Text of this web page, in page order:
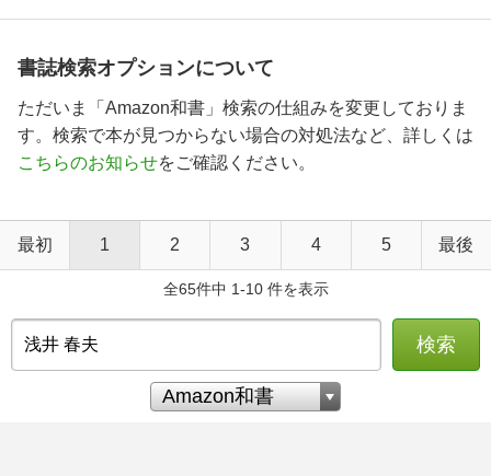
書誌検索オプションについて
ただいま「Amazon和書」検索の仕組みを変更しておりま
す。検索で本が見つからない場合の対処法など、詳しくは
こちらのお知らせをご確認ください。
最初 1 2 3 4 5 最後
全65件中 1-10 件を表示
検索